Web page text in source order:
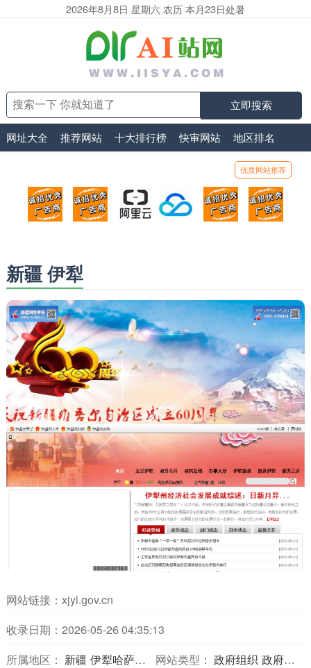
2026年8月8日 星期六 农历 本月23日处暑
立即搜索
网址大全 推荐网站 十大排行榜 快审网站 地区排名
优质网站推荐
顶部广告位1
广告位招商_广告位待售
顶部广告位2
广告位招商_广告位待售
阿里云
打折活动、99元/年
腾讯云
优惠打折，99元/年
顶部广告位5
广告位招商_
新疆 伊犁
网站链接： xjyl.gov.cn
收录日期：2026-05-26 04:35:13
所属地区： 新疆 伊犁哈萨克自治州 网站类型： 政府组织 政府门户